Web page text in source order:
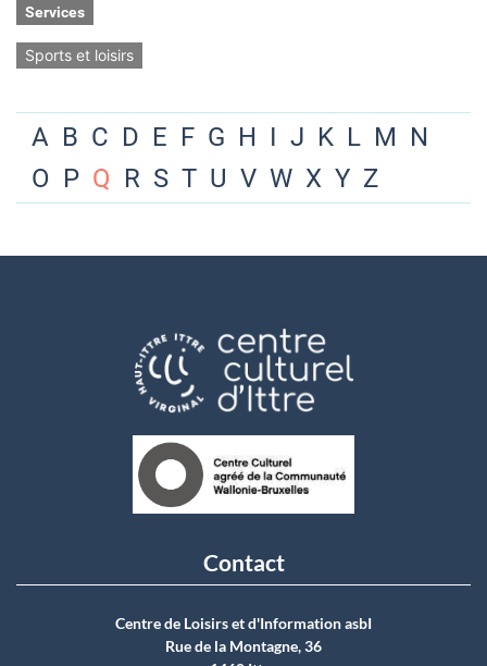
Services
Sports et loisirs
A B C D E F G H I J K L M N
O P Q R S T U V W X Y Z
Contact
Centre de Loisirs et d'Information asbI
Rue de la Montagne, 36